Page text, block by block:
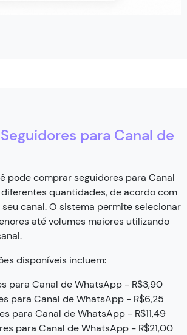
para Canal de
pode comprar seguidores para Canal
quantidades, de acordo com
canal. O sistema permite selecionar
até volumes maiores utilizando
disponíveis incluem:
para Canal de WhatsApp - R$3,90
para Canal de WhatsApp - R$6,25
para Canal de WhatsApp - R$11,49
para Canal de WhatsApp - R$21,00